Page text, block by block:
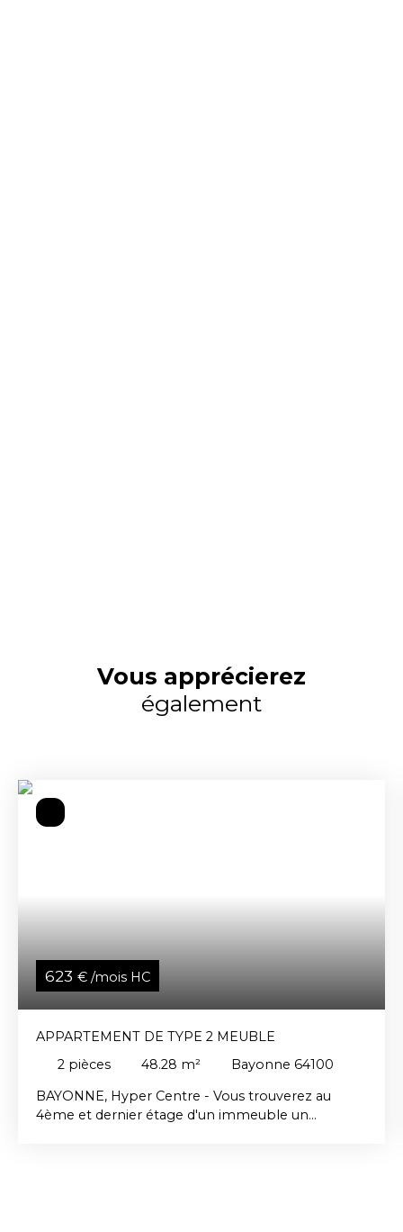
Vous apprécierez
également
623 € /mois HC
APPARTEMENT DE TYPE 2 MEUBLE
2 pièces 48.28 m²
Bayonne 64100
BAYONNE, Hyper Centre - Vous trouverez au
4ème et dernier étage d'un immeuble un